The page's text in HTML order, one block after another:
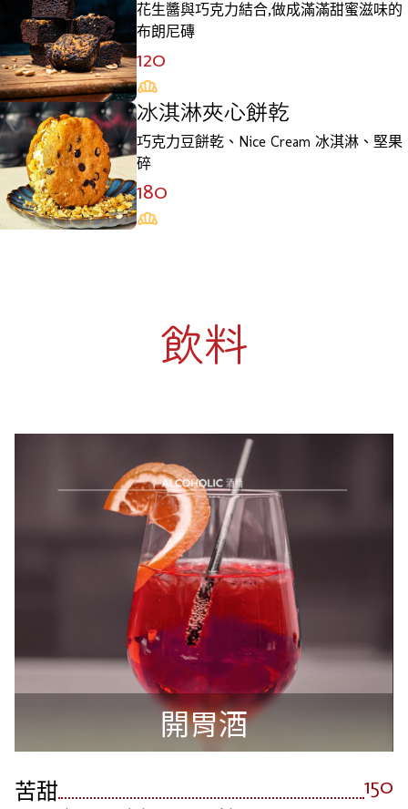
花生醬與巧克力結合,做成滿滿甜蜜滋味的
布朗尼磚
120
冰淇淋夾心餅乾
巧克力豆餅乾、Nice Cream 冰淇淋、堅果
碎
180
飲料
開胃酒
苦甜 150